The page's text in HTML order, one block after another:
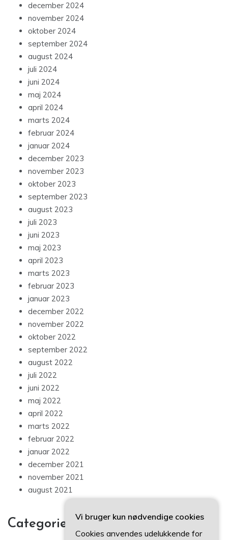
december 2024
november 2024
oktober 2024
september 2024
august 2024
juli 2024
juni 2024
maj 2024
april 2024
marts 2024
februar 2024
januar 2024
december 2023
november 2023
oktober 2023
september 2023
august 2023
juli 2023
juni 2023
maj 2023
april 2023
marts 2023
februar 2023
januar 2023
december 2022
november 2022
oktober 2022
september 2022
august 2022
juli 2022
juni 2022
maj 2022
april 2022
marts 2022
februar 2022
januar 2022
december 2021
november 2021
august 2021
Categories
Vi bruger kun nødvendige cookies
Cookies anvendes udelukkende for